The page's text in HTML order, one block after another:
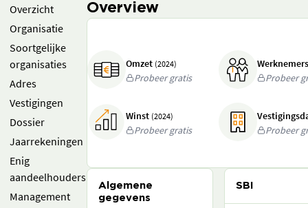
Overzicht
Organisatie
Soortgelijke
organisaties
Adres
Vestigingen
Dossier
Jaarrekeningen
Enig
aandeelhouders
Management
Overview
Omzet (2024)
Probeer gratis
Probeer
Winst (2024)
Probeer gratis
Probeer
Algemene
gegevens
SBI